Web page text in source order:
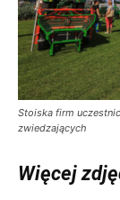
Stoiska firm
zwiedzających
Więcej